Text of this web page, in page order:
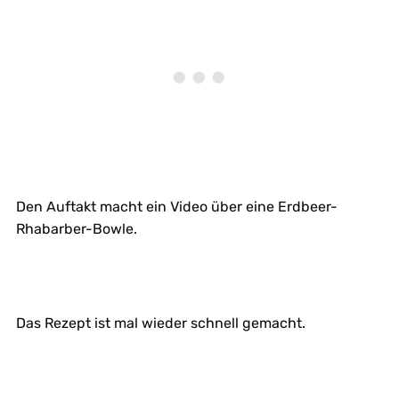
Den Auftakt macht ein Video über eine Erdbeer-
Rhabarber-Bowle.
Das Rezept ist mal wieder schnell gemacht.